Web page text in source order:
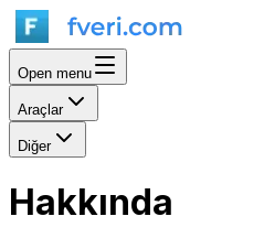
Open menu
Araçlar
Diğer
Hakkında